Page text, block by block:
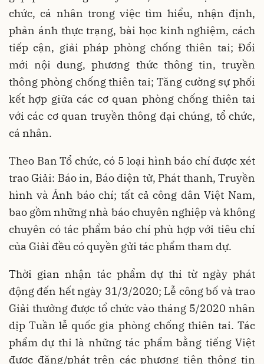
chức, cá nhân trong việc tìm hiểu, nhận định,
phản ánh thực trạng, bài học kinh nghiệm, cách
tiếp cận, giải pháp phòng chống thiên tai; Đổi
mới nội dung, phương thức thông tin, truyền
thông phòng chống thiên tai; Tăng cường sự phối
kết hợp giữa các cơ quan phòng chống thiên tai
với các cơ quan truyền thông đại chúng, tổ chức,
cá nhân.
Theo Ban Tổ chức, có 5 loại hình báo chí được xét
trao Giải: Báo in, Báo điện tử, Phát thanh, Truyền
hình và Ảnh báo chí; tất cả công dân Việt Nam,
bao gồm những nhà báo chuyên nghiệp và không
chuyên có tác phẩm báo chí phù hợp với tiêu chí
của Giải đều có quyền gửi tác phẩm tham dự.
Thời gian nhận tác phẩm dự thi từ ngày phát
động đến hết ngày 31/3/2020; Lễ công bố và trao
Giải thưởng được tổ chức vào tháng 5/2020 nhân
dịp Tuần lễ quốc gia phòng chống thiên tai. Tác
phẩm dự thi là những tác phẩm bằng tiếng Việt
được đăng/phát trên các phương tiện thông tin